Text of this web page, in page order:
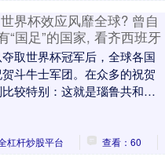
界杯效应风靡全球? 曾自
“国足”的国家, 看齐西班牙
取世界杯冠军后，全球各国
斗牛士军团。在众多的祝贺
较特别：这就是瑙鲁共和国
贺。瑙鲁足协经常自嘲“我们
唯....
杠杆炒股平台
查看：60